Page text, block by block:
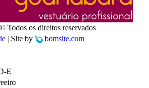
os direitos reservados
| Site by
bomsite.com
E